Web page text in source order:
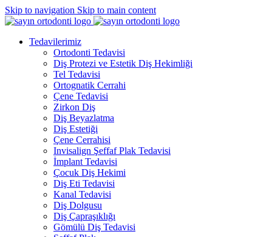
Skip to navigation Skip to main content
Tedavilerimiz
Ortodonti Tedavisi
Diş Protezi ve Estetik Diş Hekimliği
Tel Tedavisi
Ortognatik Cerrahi
Çene Tedavisi
Zirkon Diş
Diş Beyazlatma
Diş Estetiği
Çene Cerrahisi
Invisalign Şeffaf Plak Tedavisi
İmplant Tedavisi
Çocuk Diş Hekimi
Diş Eti Tedavisi
Kanal Tedavisi
Diş Dolgusu
Diş Çapraşıklığı
Gömülü Diş Tedavisi